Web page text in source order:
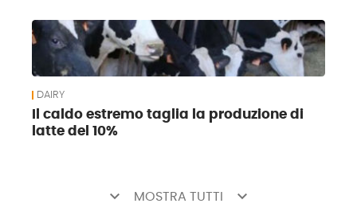
DAIRY
Il caldo estremo taglia la produzione di
latte del 10%
keyboard_arrow_down MOSTRA TUTTI keyboard_arrow_down